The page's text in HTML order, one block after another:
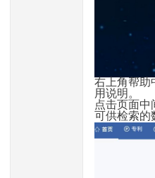
右上角帮助
用说明。
点击页面中
可供检索的